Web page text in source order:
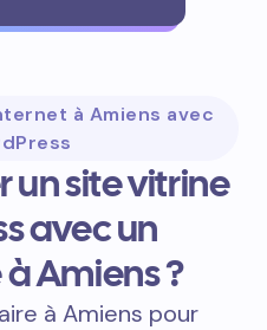
à Amiens avec
un site vitrine
avec un
Amiens ?
à Amiens pour